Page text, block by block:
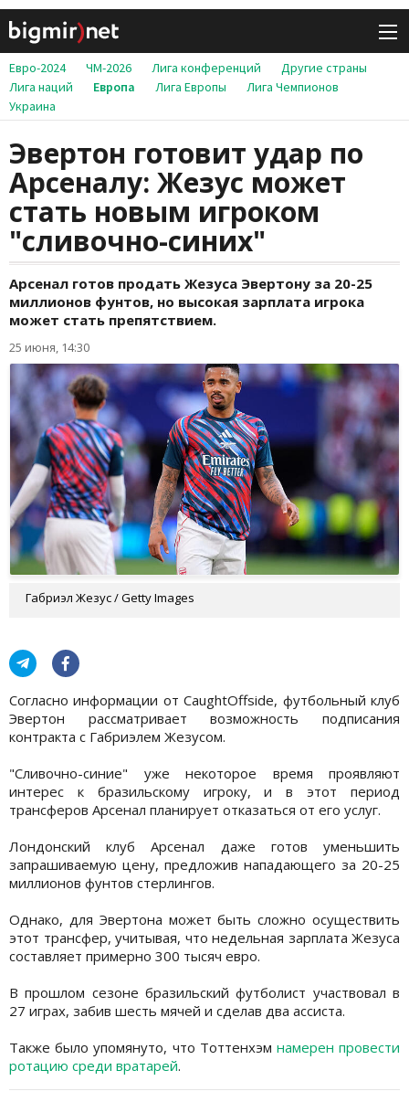
Евро-2024 ЧМ-2026 Лига конференций
Другие страны
Лига наций
Европа Лига Европы
Лига Чемпионов
Украина
Эвертон готовит удар по
Арсеналу: Жезус может
стать новым игроком
"сливочно-синих"
Арсенал готов продать Жезуса Эвертону за 20-25
миллионов фунтов, но высокая зарплата игрока
может стать препятствием.
25 июня, 14:30
Габриэл Жезус / Getty Images
Согласно информации от CaughtOffside, футбольный клуб
Эвертон рассматривает возможность подписания
контракта с Габриэлем Жезусом.
"Сливочно-синие" уже некоторое время проявляют
интерес к бразильскому игроку, и в этот период
трансферов Арсенал планирует отказаться от его услуг.
Лондонский клуб Арсенал даже готов уменьшить
запрашиваемую цену, предложив нападающего за 20-25
миллионов фунтов стерлингов.
Однако, для Эвертона может быть сложно осуществить
этот трансфер, учитывая, что недельная зарплата Жезуса
составляет примерно 300 тысяч евро.
В прошлом сезоне бразильский футболист участвовал в
27 играх, забив шесть мячей и сделав два ассиста.
Также было упомянуто, что Тоттенхэм намерен провести
ротацию среди вратарей.